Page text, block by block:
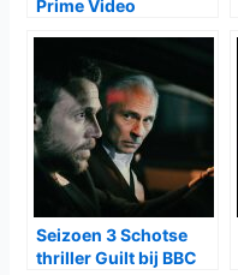
Prime Video
Seizoen 3 Schotse
thriller Guilt bij BBC